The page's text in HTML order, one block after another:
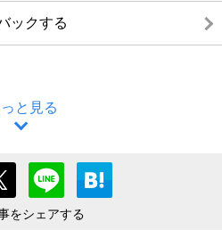
ックする
っと見る
をシェアする